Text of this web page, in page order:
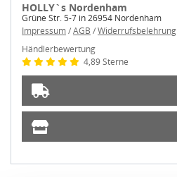
HOLLY`s Nordenham
Grüne Str. 5-7 in 26954 Nordenham
Impressum/AGB /Widerrufsbelehrung
Händlerbewertung
4,89 Sterne